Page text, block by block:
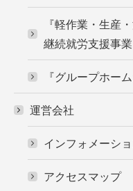
『軽作業・生産
継続就労支援事業
『グループホー
運営会社
インフォメーシ
アクセスマップ